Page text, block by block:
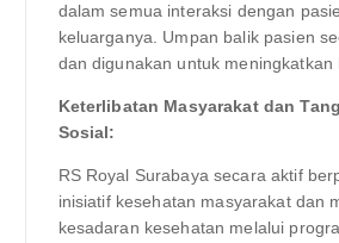
dalam semua interaksi dengan
keluarganya. Umpan balik pasien
dan digunakan untuk meningkatkan
Keterlibatan Masyarakat dan
Sosial:
RS Royal Surabaya secara aktif
inisiatif kesehatan masyarakat dan
kesadaran kesehatan melalui